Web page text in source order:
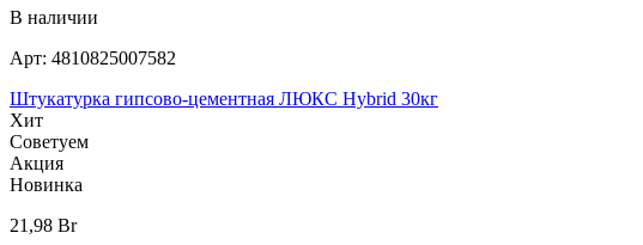
В наличии
Арт: 4810825007582
Штукатурка гипсово-цементная ЛЮКС Hybrid 30кг
Хит
Советуем
Акция
Новинка
21,98 Br